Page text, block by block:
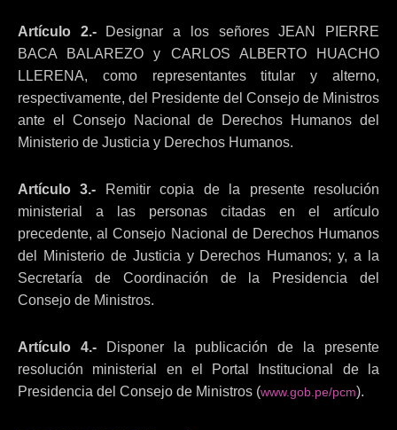
Artículo 2.-Designar a los señores JEAN PIERRE
BACA BALAREZO y CARLOS ALBERTO HUACHO
LLERENA, como representantes titular y alterno,
respectivamente, del Presidente del Consejo de Ministros
ante el Consejo Nacional de Derechos Humanos del
Ministerio de Justicia y Derechos Humanos.
Artículo 3.- Remitir copia de la presente resolución
ministerial a las personas citadas en el artículo
precedente, al Consejo Nacional de Derechos Humanos
del Ministerio de Justicia y Derechos Humanos; y, a la
Secretaría de Coordinación de la Presidencia del
Consejo de Ministros.
Artículo 4.- Disponer la publicación de la presente
resolución ministerial en el Portal Institucional de la
Presidencia del Consejo de Ministros (www.gob.pe/pcm).